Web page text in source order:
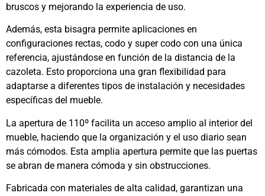
bruscos y mejorando la experiencia de uso.
Además, esta bisagra permite aplicaciones en
configuraciones rectas, codo y super codo con una única
referencia, ajustándose en función de la distancia de la
cazoleta. Esto proporciona una gran flexibilidad para
adaptarse a diferentes tipos de instalación y necesidades
específicas del mueble.
La apertura de 110º facilita un acceso amplio al interior del
mueble, haciendo que la organización y el uso diario sean
más cómodos. Esta amplia apertura permite que las puertas
se abran de manera cómoda y sin obstrucciones.
Fabricada con materiales de alta calidad, garantizan una